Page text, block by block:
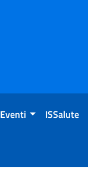
Eventi ISSalute